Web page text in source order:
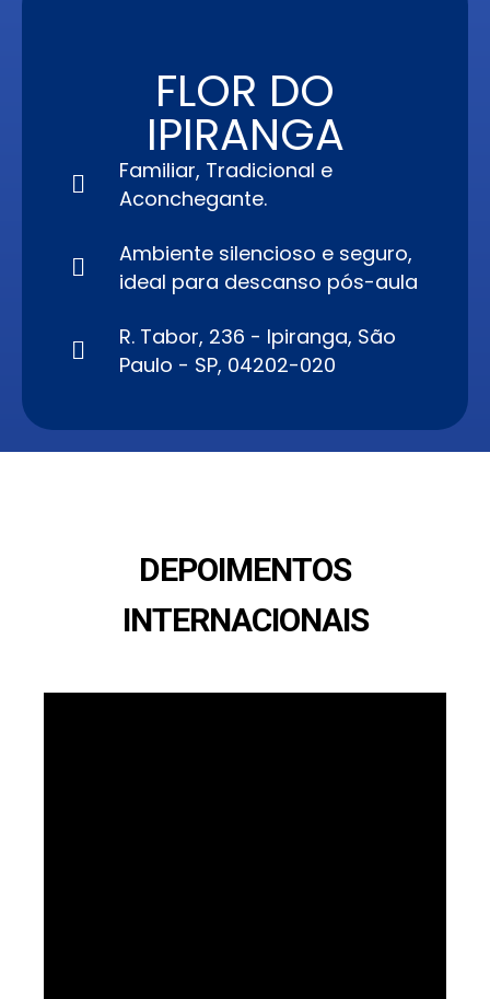
FLOR DO
IPIRANGA
Familiar, Tradicional e
Aconchegante.
Ambiente silencioso e seguro,
ideal para descanso pós-aula
R. Tabor, 236 - Ipiranga, São
Paulo - SP, 04202-020
DEPOIMENTOS
INTERNACIONAIS